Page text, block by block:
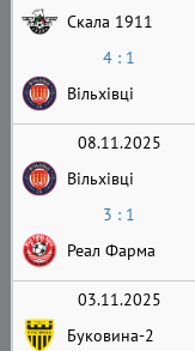
Скала 1911
4 : 1
Вільхівці
08.11.2025
Вільхівці
3 : 1
Реал Фарма
03.11.2025
Буковина-2